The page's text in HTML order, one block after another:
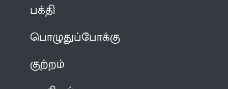
பக்தி
பொழுதுப்போக்கு
குற்றம்